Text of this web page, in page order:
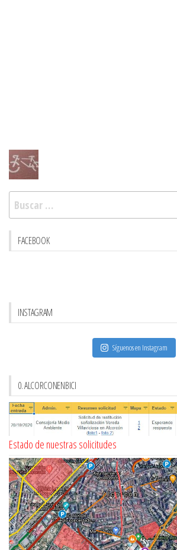
Buscar:
FACEBOOK
INSTAGRAM
Síguenos en Instagram
0. ALCORCONENBICI
Estado de nuestras solicitudes